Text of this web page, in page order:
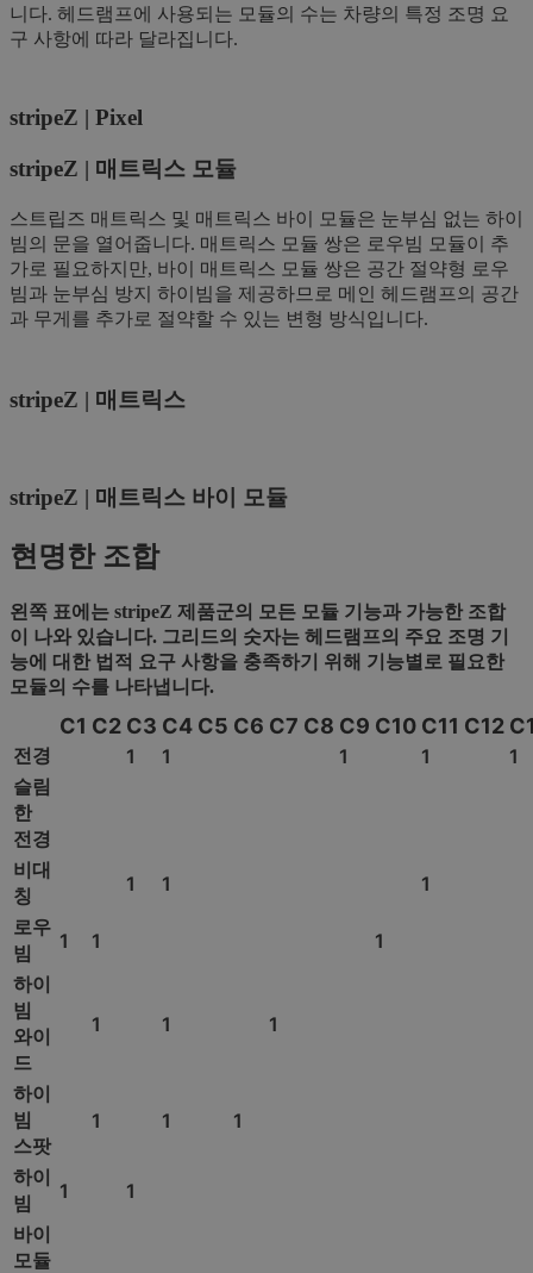
니다. 헤드램프에 사용되는 모듈의 수는 차량의 특정 조명 요
구 사항에 따라 달라집니다.
stripeZ | Pixel
stripeZ | 매트릭스 모듈
스트립즈 매트릭스 및 매트릭스 바이 모듈은 눈부심 없는 하이
빔의 문을 열어줍니다. 매트릭스 모듈 쌍은 로우빔 모듈이 추
가로 필요하지만, 바이 매트릭스 모듈 쌍은 공간 절약형 로우
빔과 눈부심 방지 하이빔을 제공하므로 메인 헤드램프의 공간
과 무게를 추가로 절약할 수 있는 변형 방식입니다.
stripeZ | 매트릭스
stripeZ | 매트릭스 바이 모듈
현명한 조합
왼쪽 표에는 stripeZ 제품군의 모든 모듈 기능과 가능한 조합
이 나와 있습니다. 그리드의 숫자는 헤드램프의 주요 조명 기
능에 대한 법적 요구 사항을 충족하기 위해 기능별로 필요한
모듈의 수를 나타냅니다.
C1 C2 C3 C4 C5 C6 C7 C8 C9 C10 C11 C12
전경 1 1 1 1
1
슬림
한
전경
비대
칭
1 1
1
로우
빔
1 1
1
하이
빔
와이
드
1 1 1
하이
빔
스팟
1 1 1
하이
빔
1
1
바이
모듈